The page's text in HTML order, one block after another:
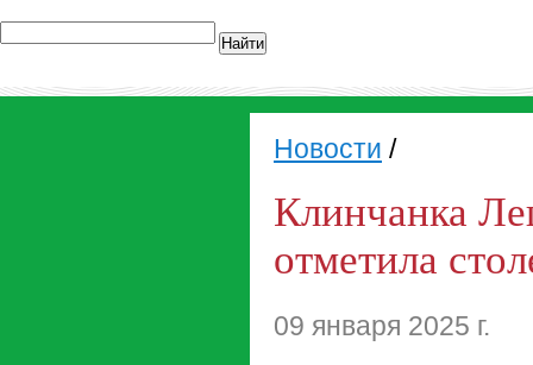
Найти
Новости /
Клинчанка
отметила
09 января 2025 г.